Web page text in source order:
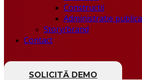
Constructii
Administratie publica
Story/brand
Contact
SOLICITĂ DEMO